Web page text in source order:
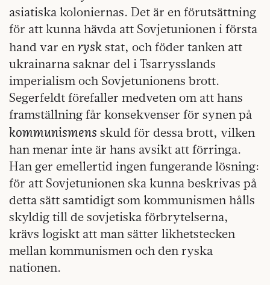
asiatiska koloniernas. Det är en förutsättning
för att kunna hävda att Sovjetunionen i första
hand var enrysk stat, och föder tanken att
ukrainarna saknar del i Tsarrysslands
imperialism och Sovjetunionens brott.
Segerfeldt förefaller medveten om att hans
framställning får konsekvenser för synen på
kommunismens skuld för dessa brott, vilken
han menar inte är hans avsikt att förringa.
Han ger emellertid ingen fungerande lösning:
för att Sovjetunionen ska kunna beskrivas på
detta sätt samtidigt som kommunismen hålls
skyldig till de sovjetiska förbrytelserna,
krävs logiskt att man sätter likhetstecken
mellan kommunismen och den ryska
nationen.